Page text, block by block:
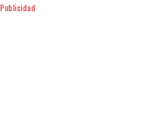
Publicidad